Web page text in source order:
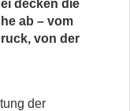
decken die
ab – vom
von der
der